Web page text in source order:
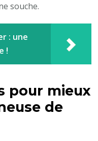
souche.
: une
!
pour mieux
de